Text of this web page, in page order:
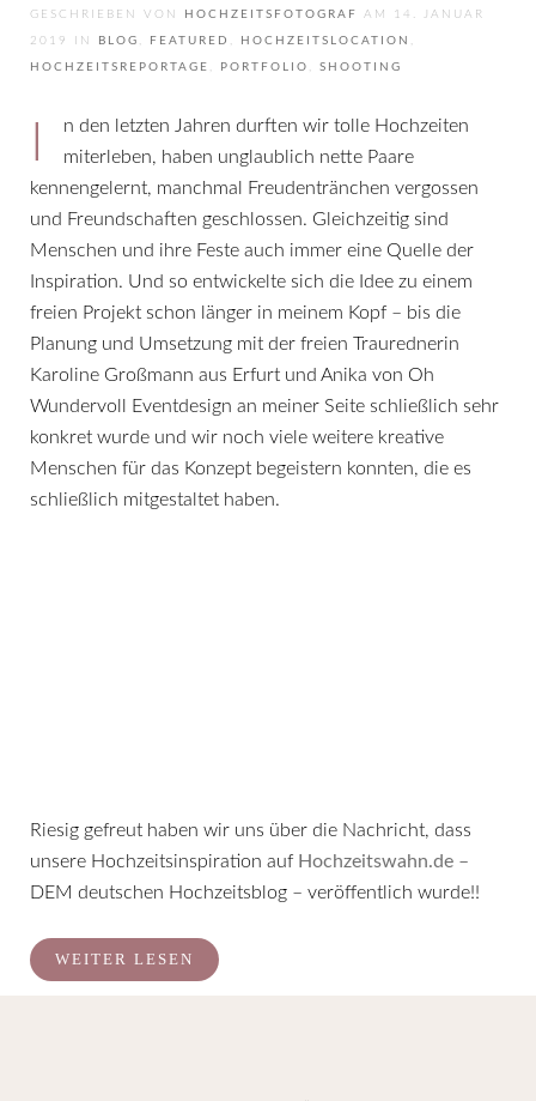
GESCHRIEBEN VON HOCHZEITSFOTOGRAF AM 14. JANUAR
2019 IN BLOG , FEATURED , HOCHZEITSLOCATION ,
HOCHZEITSREPORTAGE , PORTFOLIO , SHOOTING
miterleben, haben unglaublich nette Paare
kennengelernt, manchmal Freudentränchen vergossen
und Freundschaften geschlossen. Gleichzeitig sind
Menschen und ihre Feste auch immer eine Quelle der
Inspiration. Und so entwickelte sich die Idee zu einem
freien Projekt schon länger in meinem Kopf – bis die
Planung und Umsetzung mit der freien Traurednerin
Karoline Großmann aus Erfurt und Anika von Oh
Wundervoll Eventdesign an meiner Seite schließlich sehr
konkret wurde und wir noch viele weitere kreative
Menschen für das Konzept begeistern konnten, die es
schließlich mitgestaltet haben.
Riesig gefreut haben wir uns über die Nachricht, dass
unsere Hochzeitsinspiration auf Hochzeitswahn.de –
DEM deutschen Hochzeitsblog – veröffentlich wurde!!
WEITER LESEN